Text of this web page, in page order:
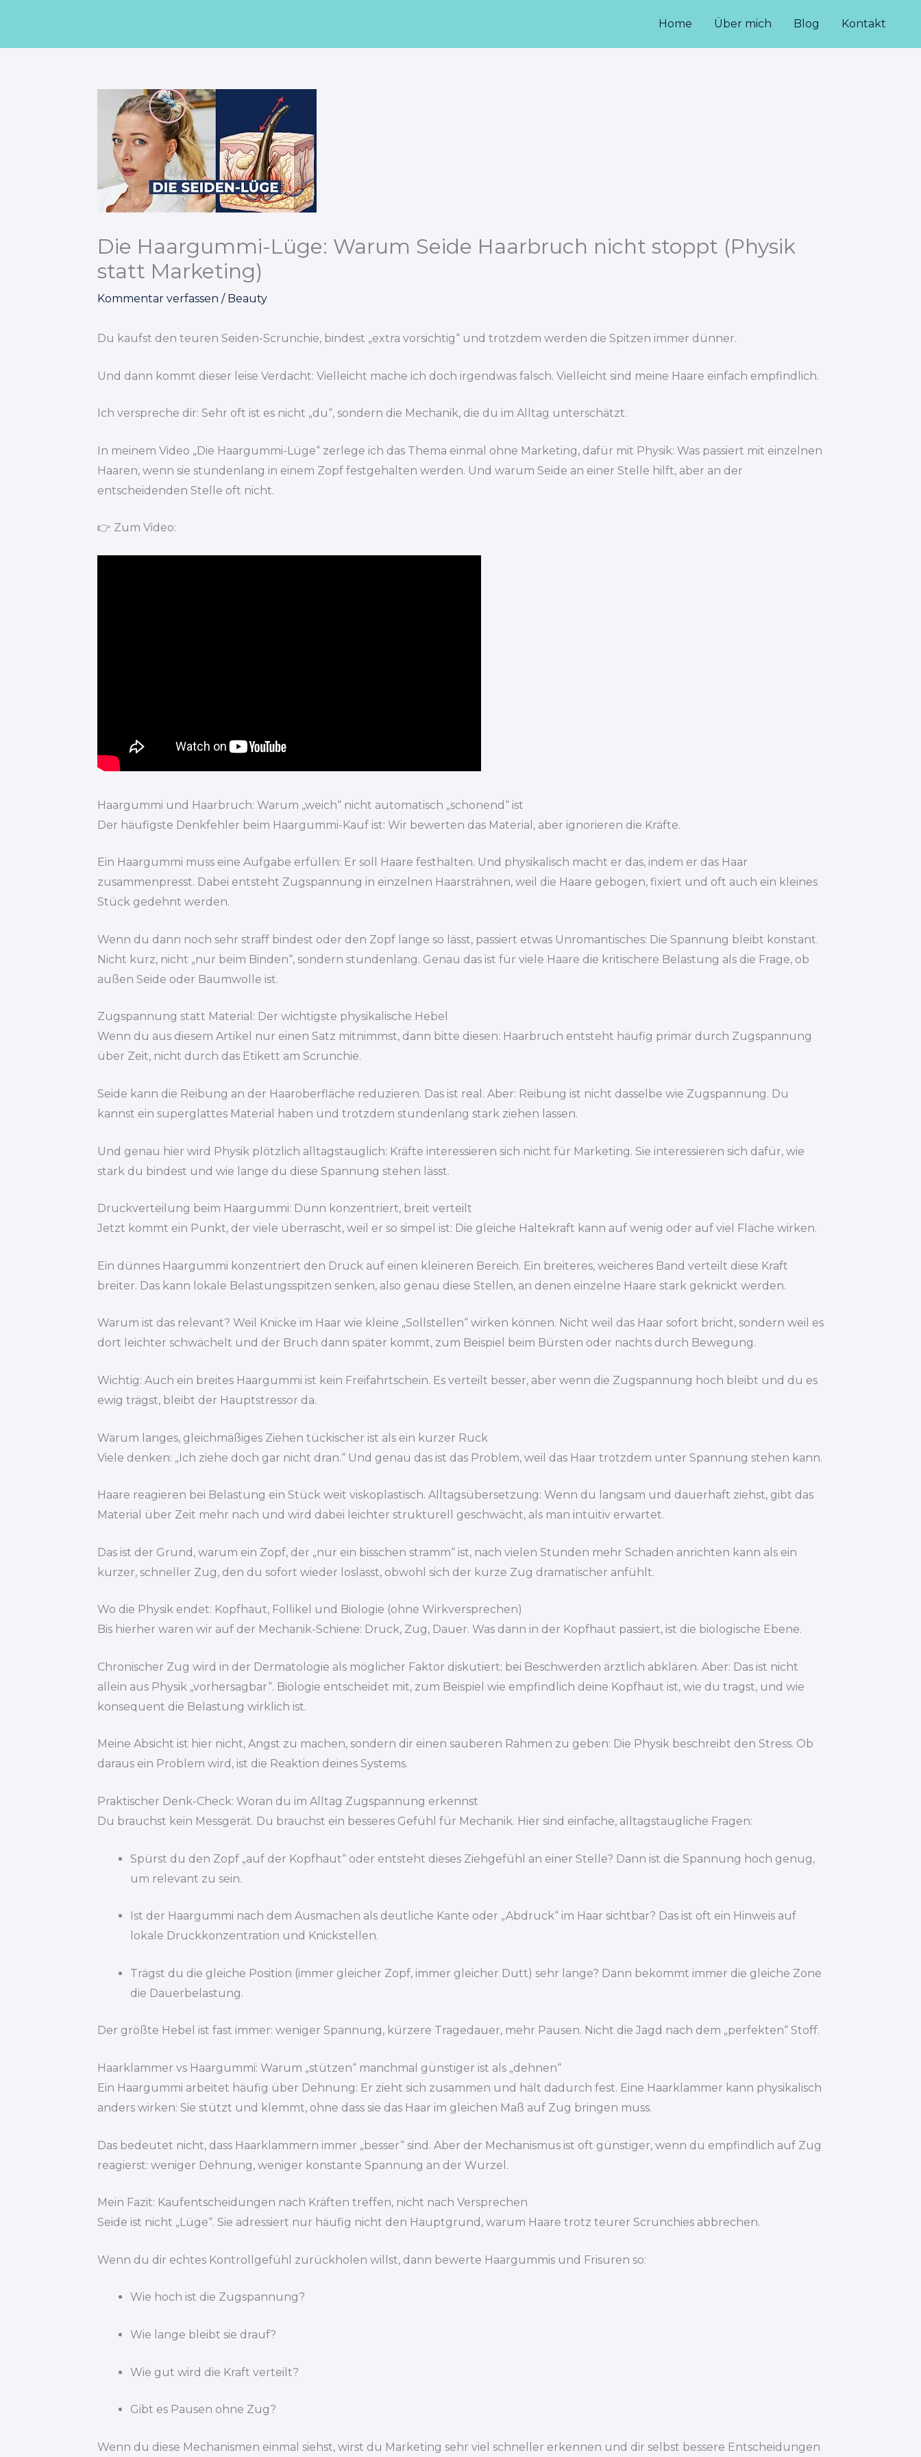
springen
Home Über mich Blog Kontakt
Die Haargummi-Lüge: Warum Seide Haarbruch nicht stoppt (Physik
statt Marketing)
Kommentar verfassen / Beauty
Du kaufst den teuren Seiden-Scrunchie, bindest „extra vorsichtig“ und trotzdem werden die Spitzen immer dünner.
Und dann kommt dieser leise Verdacht: Vielleicht mache ich doch irgendwas falsch. Vielleicht sind meine Haare einfach empfindlich.
Ich verspreche dir: Sehr oft ist es nicht „du“, sondern die Mechanik, die du im Alltag unterschätzt.
In meinem Video „Die Haargummi-Lüge“ zerlege ich das Thema einmal ohne Marketing, dafür mit Physik: Was passiert mit einzelnen
Haaren, wenn sie stundenlang in einem Zopf festgehalten werden. Und warum Seide an einer Stelle hilft, aber an der
entscheidenden Stelle oft nicht.
👉 Zum Video:
Haargummi und Haarbruch: Warum „weich“ nicht automatisch „schonend“ ist
Der häufigste Denkfehler beim Haargummi-Kauf ist: Wir bewerten das Material, aber ignorieren die Kräfte.
Ein Haargummi muss eine Aufgabe erfüllen: Er soll Haare festhalten. Und physikalisch macht er das, indem er das Haar
zusammenpresst. Dabei entsteht Zugspannung in einzelnen Haarsträhnen, weil die Haare gebogen, fixiert und oft auch ein kleines
Stück gedehnt werden.
Wenn du dann noch sehr straff bindest oder den Zopf lange so lässt, passiert etwas Unromantisches: Die Spannung bleibt konstant.
Nicht kurz, nicht „nur beim Binden“, sondern stundenlang. Genau das ist für viele Haare die kritischere Belastung als die Frage, ob
außen Seide oder Baumwolle ist.
Zugspannung statt Material: Der wichtigste physikalische Hebel
Wenn du aus diesem Artikel nur einen Satz mitnimmst, dann bitte diesen: Haarbruch entsteht häufig primär durch Zugspannung
über Zeit, nicht durch das Etikett am Scrunchie.
Seide kann die Reibung an der Haaroberfläche reduzieren. Das ist real. Aber: Reibung ist nicht dasselbe wie Zugspannung. Du
kannst ein superglattes Material haben und trotzdem stundenlang stark ziehen lassen.
Und genau hier wird Physik plötzlich alltagstauglich: Kräfte interessieren sich nicht für Marketing. Sie interessieren sich dafür, wie
stark du bindest und wie lange du diese Spannung stehen lässt.
Druckverteilung beim Haargummi: Dünn konzentriert, breit verteilt
Jetzt kommt ein Punkt, der viele überrascht, weil er so simpel ist: Die gleiche Haltekraft kann auf wenig oder auf viel Fläche wirken.
Ein dünnes Haargummi konzentriert den Druck auf einen kleineren Bereich. Ein breiteres, weicheres Band verteilt diese Kraft
breiter. Das kann lokale Belastungsspitzen senken, also genau diese Stellen, an denen einzelne Haare stark geknickt werden.
Warum ist das relevant? Weil Knicke im Haar wie kleine „Sollstellen“ wirken können. Nicht weil das Haar sofort bricht, sondern weil es
dort leichter schwächelt und der Bruch dann später kommt, zum Beispiel beim Bürsten oder nachts durch Bewegung.
Wichtig: Auch ein breites Haargummi ist kein Freifahrtschein. Es verteilt besser, aber wenn die Zugspannung hoch bleibt und du es
ewig trägst, bleibt der Hauptstressor da.
Warum langes, gleichmäßiges Ziehen tückischer ist als ein kurzer Ruck
Viele denken: „Ich ziehe doch gar nicht dran.“ Und genau das ist das Problem, weil das Haar trotzdem unter Spannung stehen kann.
Haare reagieren bei Belastung ein Stück weit viskoplastisch. Alltagsübersetzung: Wenn du langsam und dauerhaft ziehst, gibt das
Material über Zeit mehr nach und wird dabei leichter strukturell geschwächt, als man intuitiv erwartet.
Das ist der Grund, warum ein Zopf, der „nur ein bisschen stramm“ ist, nach vielen Stunden mehr Schaden anrichten kann als ein
kurzer, schneller Zug, den du sofort wieder loslässt, obwohl sich der kurze Zug dramatischer anfühlt.
Wo die Physik endet: Kopfhaut, Follikel und Biologie (ohne Wirkversprechen)
Bis hierher waren wir auf der Mechanik-Schiene: Druck, Zug, Dauer. Was dann in der Kopfhaut passiert, ist die biologische Ebene.
Chronischer Zug wird in der Dermatologie als möglicher Faktor diskutiert; bei Beschwerden ärztlich abklären. Aber: Das ist nicht
allein aus Physik „vorhersagbar“. Biologie entscheidet mit, zum Beispiel wie empfindlich deine Kopfhaut ist, wie du tragst, und wie
konsequent die Belastung wirklich ist.
Meine Absicht ist hier nicht, Angst zu machen, sondern dir einen sauberen Rahmen zu geben: Die Physik beschreibt den Stress. Ob
daraus ein Problem wird, ist die Reaktion deines Systems.
Praktischer Denk-Check: Woran du im Alltag Zugspannung erkennst
Du brauchst kein Messgerät. Du brauchst ein besseres Gefühl für Mechanik. Hier sind einfache, alltagstaugliche Fragen:
Spürst du den Zopf „auf der Kopfhaut“ oder entsteht dieses Ziehgefühl an einer Stelle? Dann ist die Spannung hoch genug,
um relevant zu sein.
Ist der Haargummi nach dem Ausmachen als deutliche Kante oder „Abdruck“ im Haar sichtbar? Das ist oft ein Hinweis auf
lokale Druckkonzentration und Knickstellen.
Trägst du die gleiche Position (immer gleicher Zopf, immer gleicher Dutt) sehr lange? Dann bekommt immer die gleiche Zone
die Dauerbelastung.
Der größte Hebel ist fast immer: weniger Spannung, kürzere Tragedauer, mehr Pausen. Nicht die Jagd nach dem „perfekten“ Stoff.
Haarklammer vs Haargummi: Warum „stützen“ manchmal günstiger ist als „dehnen“
Ein Haargummi arbeitet häufig über Dehnung: Er zieht sich zusammen und hält dadurch fest. Eine Haarklammer kann physikalisch
anders wirken: Sie stützt und klemmt, ohne dass sie das Haar im gleichen Maß auf Zug bringen muss.
Das bedeutet nicht, dass Haarklammern immer „besser“ sind. Aber der Mechanismus ist oft günstiger, wenn du empfindlich auf Zug
reagierst: weniger Dehnung, weniger konstante Spannung an der Wurzel.
Mein Fazit: Kaufentscheidungen nach Kräften treffen, nicht nach Versprechen
Seide ist nicht „Lüge“. Sie adressiert nur häufig nicht den Hauptgrund, warum Haare trotz teurer Scrunchies abbrechen.
Wenn du dir echtes Kontrollgefühl zurückholen willst, dann bewerte Haargummis und Frisuren so:
Wie hoch ist die Zugspannung?
Wie lange bleibt sie drauf?
Wie gut wird die Kraft verteilt?
Gibt es Pausen ohne Zug?
Wenn du diese Mechanismen einmal siehst, wirst du Marketing sehr viel schneller erkennen und dir selbst bessere Entscheidungen